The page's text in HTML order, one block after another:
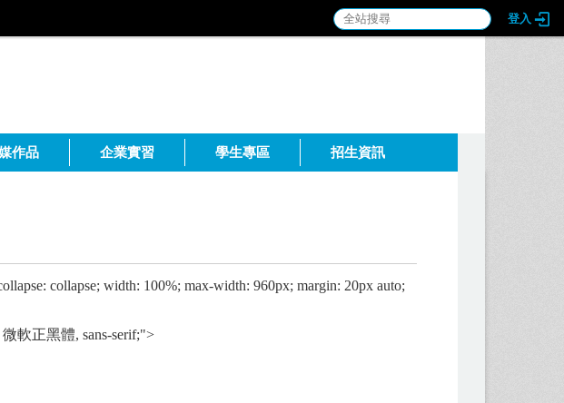
登入
作品 企業實習 學生專區 招生資訊
collapse; width: 100%; max-width: 960px; margin: 20px auto;
軟正黑體, sans-serif;">